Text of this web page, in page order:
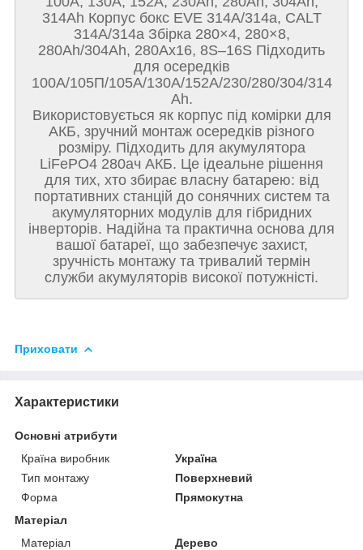
314Ah Корпус бокс EVE 314A/314а, CALT
314A/314а Збірка 280×4, 280×8,
280Ah/304Ah, 280Ах16, 8S–16S Підходить
для осередків
100А/105П/105A/130А/152А/230/280/304/314
Ah.
Використовується як корпус під комірки для
АКБ, зручний монтаж осередків різного
розміру. Підходить для акумулятора
LiFePO4 280ач АКБ. Це ідеальне рішення
для тих, хто збирає власну батарею: від
портативних станцій до сонячних систем та
акумуляторних модулів для гібридних
інверторів. Надійна та практична основа для
вашої батареї, що забезпечує захист,
зручність монтажу та тривалий термін
служби акумуляторів високої потужністі.
Приховати
Характеристики
Основні атрибути
Країна виробник
Україна
Тип монтажу
Поверхневий
Форма
Прямокутна
Матеріал
Матеріал
Дерево